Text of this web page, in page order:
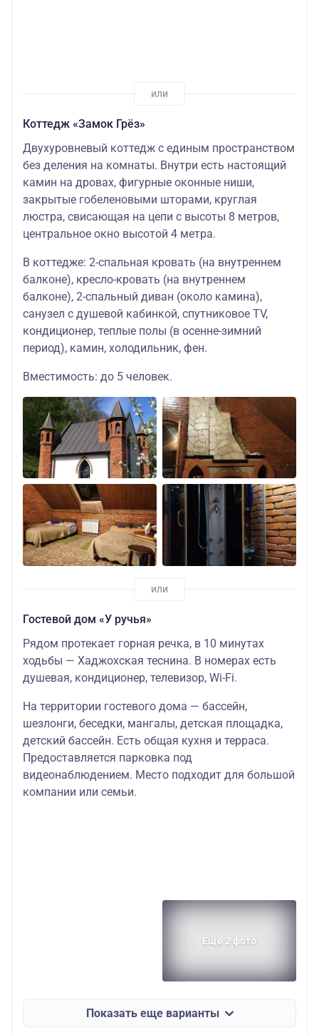
Коттедж «Замок Грёз»
Двухуровневый коттедж с единым пространством
без деления на комнаты. Внутри есть настоящий
камин на дровах, фигурные оконные ниши,
закрытые гобеленовыми шторами, круглая
люстра, свисающая на цепи с высоты 8 метров,
центральное окно высотой 4 метра.
В коттедже: 2-спальная кровать (на внутреннем
балконе), кресло-кровать (на внутреннем
балконе), 2-спальный диван (около камина),
санузел с душевой кабинкой, спутниковое TV,
кондиционер, теплые полы (в осенне-зимний
период), камин, холодильник, фен.
Вместимость: до 5 человек.
Гостевой дом «У ручья»
Рядом протекает горная речка, в 10 минутах
ходьбы — Хаджохская теснина. В номерах есть
душевая, кондиционер, телевизор, Wi-Fi.
На территории гостевого дома — бассейн,
шезлонги, беседки, мангалы, детская площадка,
детский бассейн. Есть общая кухня и терраса.
Предоставляется парковка под
видеонаблюдением. Место подходит для большой
компании или семьи.
Еще 2 фото
Показать еще варианты